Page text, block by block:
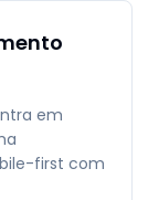
em
first com